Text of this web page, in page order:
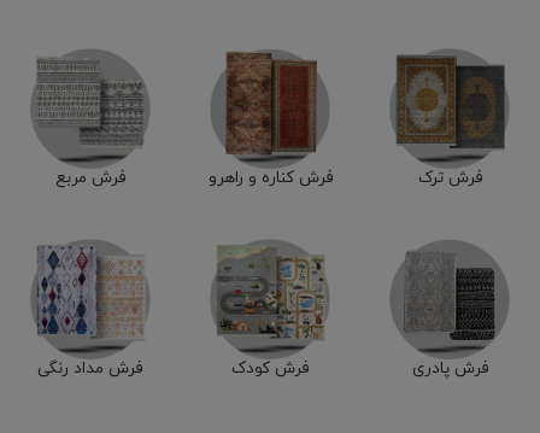
فرش ترک فرش کناره و راهرو فرش مربع
فرش پادری فرش کودک فرش مداد رنگی